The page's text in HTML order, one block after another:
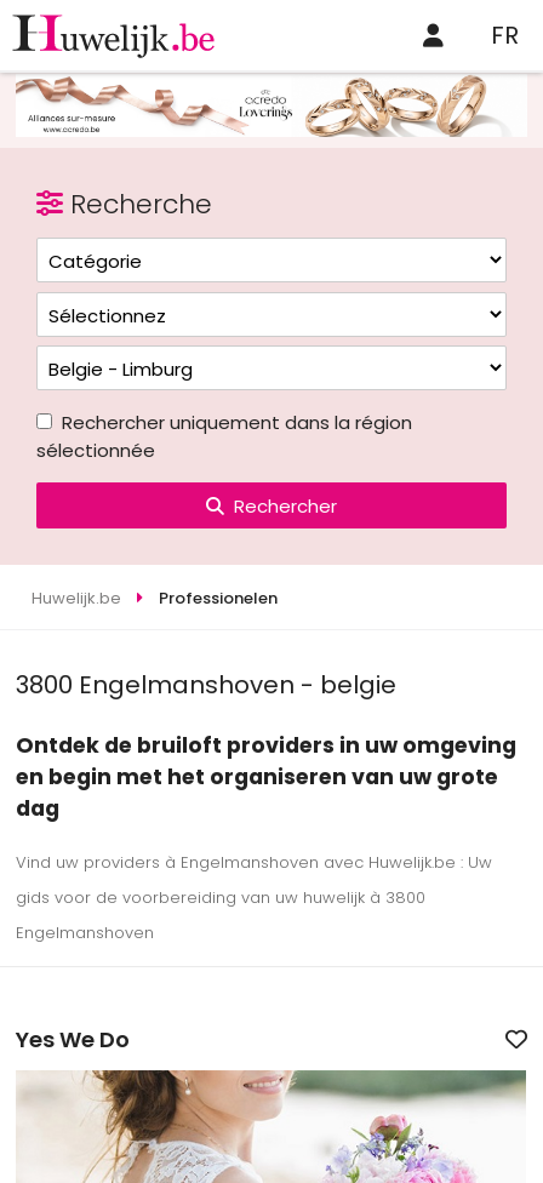
FR
Recherche
Rechercher uniquement dans la région
sélectionnée
Rechercher
Huwelijk.be Professionelen
3800 Engelmanshoven - belgie
Ontdek de bruiloft providers in uw omgeving
en begin met het organiseren van uw grote
dag
Vind uw providers à Engelmanshoven avec Huwelijk.be : Uw
gids voor de voorbereiding van uw huwelijk à 3800
Engelmanshoven
Yes We Do